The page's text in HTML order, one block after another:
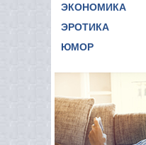
ЭКОНОМИКА
ЭРОТИКА
ЮМОР